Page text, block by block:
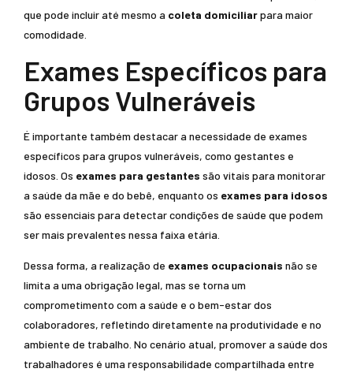
que pode incluir até mesmo a coleta domiciliarpara maior
comodidade.
Exames Específicos para
Grupos Vulneráveis
É importante também destacar a necessidade de exames
específicos para grupos vulneráveis, como gestantes e
idosos. Os exames para gestantes são vitais para monitorar
a saúde da mãe e do bebê, enquanto os exames para idosos
são essenciais para detectar condições de saúde que podem
ser mais prevalentes nessa faixa etária.
Dessa forma, a realização de exames ocupacionais não se
limita a uma obrigação legal, mas se torna um
comprometimento com a saúde e o bem-estar dos
colaboradores, refletindo diretamente na produtividade e no
ambiente de trabalho. No cenário atual, promover a saúde dos
trabalhadores é uma responsabilidade compartilhada entre